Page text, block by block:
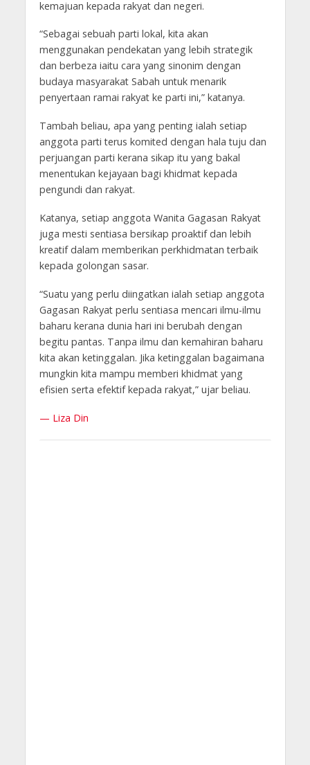
kemajuan kepada rakyat dan negeri.
“Sebagai sebuah parti lokal, kita akan
menggunakan pendekatan yang lebih strategik
dan berbeza iaitu cara yang sinonim dengan
budaya masyarakat Sabah untuk menarik
penyertaan ramai rakyat ke parti ini,” katanya.
Tambah beliau, apa yang penting ialah setiap
anggota parti terus komited dengan hala tuju dan
perjuangan parti kerana sikap itu yang bakal
menentukan kejayaan bagi khidmat kepada
pengundi dan rakyat.
Katanya, setiap anggota Wanita Gagasan Rakyat
juga mesti sentiasa bersikap proaktif dan lebih
kreatif dalam memberikan perkhidmatan terbaik
kepada golongan sasar.
“Suatu yang perlu diingatkan ialah setiap anggota
Gagasan Rakyat perlu sentiasa mencari ilmu-ilmu
baharu kerana dunia hari ini berubah dengan
begitu pantas. Tanpa ilmu dan kemahiran baharu
kita akan ketinggalan. Jika ketinggalan bagaimana
mungkin kita mampu memberi khidmat yang
efisien serta efektif kepada rakyat,” ujar beliau.
— Liza Din